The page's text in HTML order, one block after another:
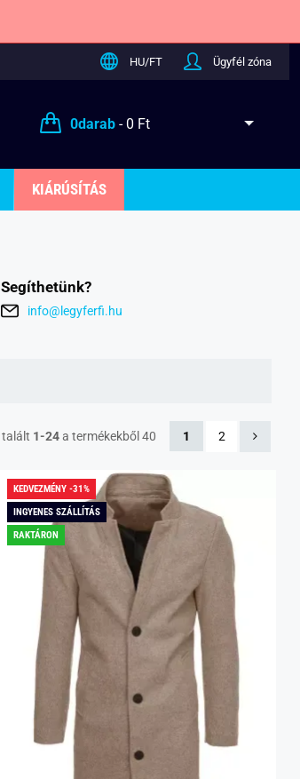
HU/FT Ügyfél zóna
0darab- 0 Ft
KIÁRÚSÍTÁS
Segíthetünk?
info@legyferfi.hu
talált 1-24a termékekből 40 1 2
KEDVEZMÉNY -31%
INGYENES SZÁLLÍTÁS
RAKTÁRON